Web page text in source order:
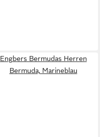
Engbers Bermudas Herren
Bermuda, Marineblau